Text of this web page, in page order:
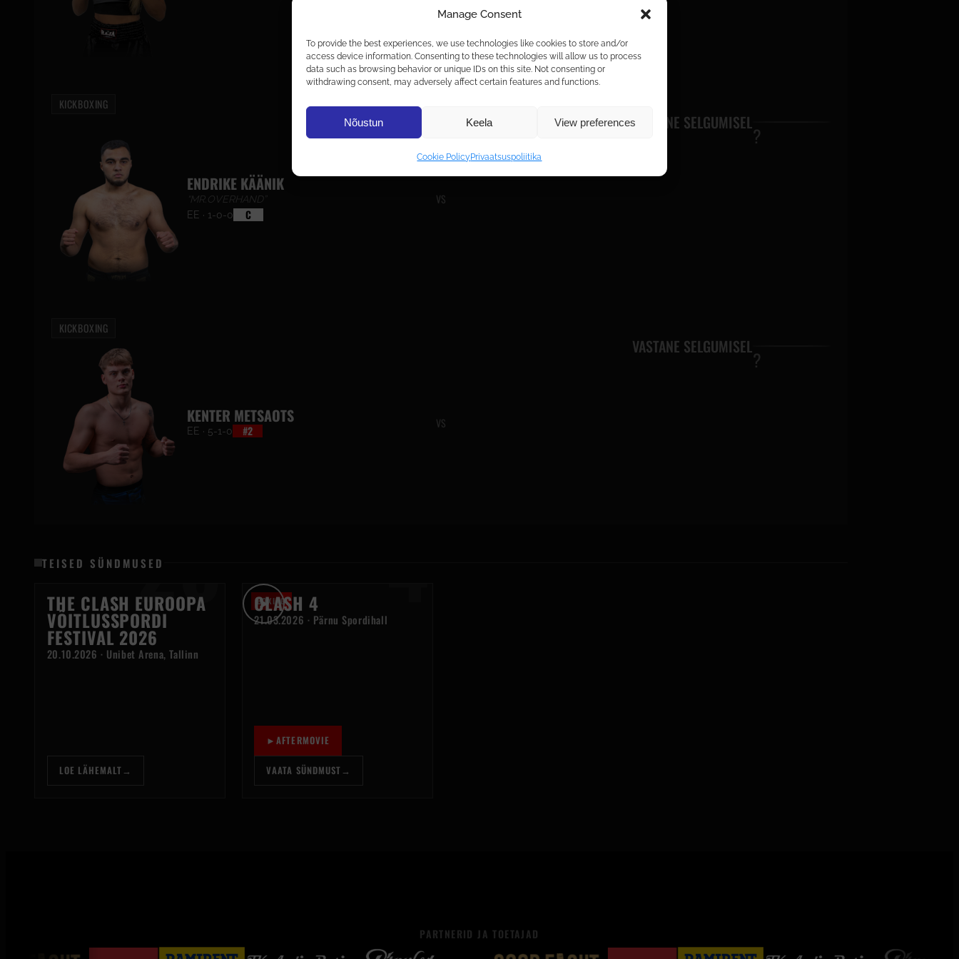
Manage Consent
To provide the best experiences, we use technologies like cookies to store and/or
access device information. Consenting to these technologies will allow us to process
data such as browsing behavior or unique IDs on this site. Not consenting or
withdrawing consent, may adversely affect certain features and functions.
Nõustun Keela View preferences
Cookie Policy Privaatsuspoliitika
KICKBOXING
ENDRIKE KÄÄNIK
“MR.OVERHAND”
EE · 1-0-0
C
VS
VASTANE SELGUMISEL
KICKBOXING
KENTER METSAOTS
EE · 5-1-0 #2
VS
VASTANE SELGUMISEL
TEISED SÜNDMUSED26
THE CLASH EUROOPA
VÕITLUSSPORDI
FESTIVAL 2026
20.10.2026 · Unibet Arena, Tallinn
LOE LÄHEMALT →
BOXING
►
CLASH 4
21.03.2026 · Pärnu Spordihall
►AFTERMOVIE
VAATA SÜNDMUST →
PARTNERID JA TOETAJAD